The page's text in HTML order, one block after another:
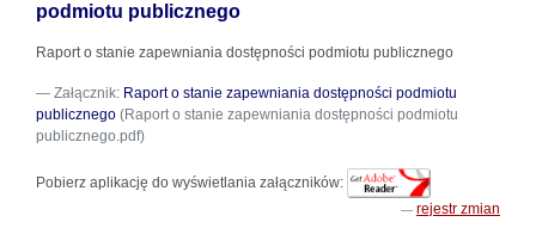
podmiotu publicznego
Raport o stanie zapewniania dostępności podmiotu publicznego
Załącznik: Raport o stanie zapewniania dostępności podmiotu
publicznego (Raport o stanie zapewniania dostępności podmiotu
publicznego.pdf)
Pobierz aplikację do wyświetlania załączników:
rejestr zmian